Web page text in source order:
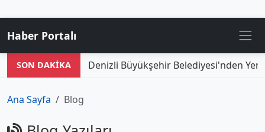
Haber Portalı
SON DAKİKA Denizli Büyükşehir Belediyesi'nden Yeni
Ana Sayfa Blog